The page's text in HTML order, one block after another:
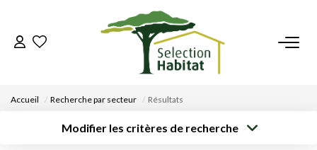
ACCUEIL
Accueil Recherche par secteur Résultats
Modifier les critères de recherche